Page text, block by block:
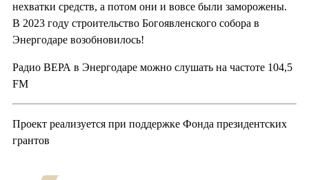
нехватки средств, а потом они и вовсе были заморожены.
В 2023 году строительство Богоявленского собора в
Энергодаре возобновилось!
Радио ВЕРА в Энергодаре можно слушать на частоте 104,5
FM
Проект реализуется при поддержке Фонда президентских
грантов